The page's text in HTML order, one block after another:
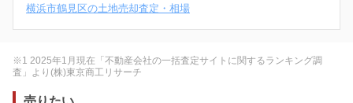
横浜市鶴見区の土地売却査定・相場
※1 2025年1月現在「不動産会社の一括査定サイトに関するランキング調
査」より(株)東京商工リサーチ